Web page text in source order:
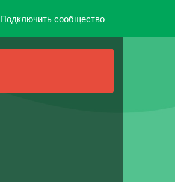
Подключить сообщество